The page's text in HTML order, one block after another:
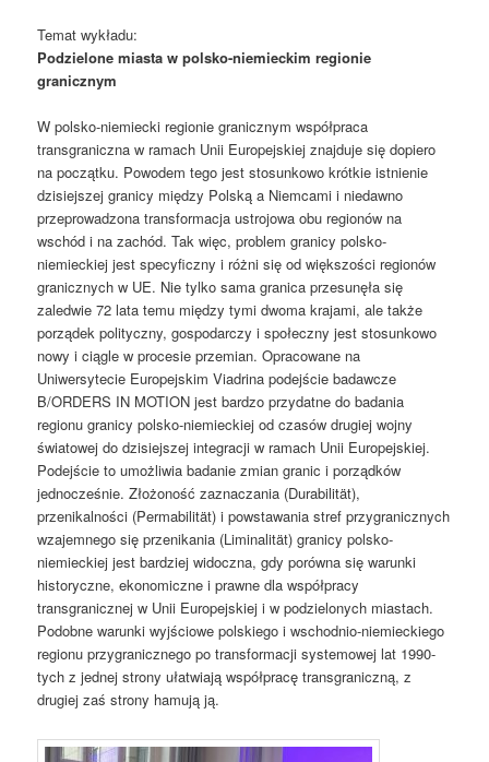
Temat wykładu:
Podzielone miasta w polsko-niemieckim regionie
granicznym
W polsko-niemiecki regionie granicznym współpraca
transgraniczna w ramach Unii Europejskiej znajduje się dopiero
na początku. Powodem tego jest stosunkowo krótkie istnienie
dzisiejszej granicy między Polską a Niemcami i niedawno
przeprowadzona transformacja ustrojowa obu regionów na
wschód i na zachód. Tak więc, problem granicy polsko-
niemieckiej jest specyficzny i różni się od większości regionów
granicznych w UE. Nie tylko sama granica przesunęła się
zaledwie 72 lata temu między tymi dwoma krajami, ale także
porządek polityczny, gospodarczy i społeczny jest stosunkowo
nowy i ciągle w procesie przemian. Opracowane na
Uniwersytecie Europejskim Viadrina podejście badawcze
B/ORDERS IN MOTION jest bardzo przydatne do badania
regionu granicy polsko-niemieckiej od czasów drugiej wojny
światowej do dzisiejszej integracji w ramach Unii Europejskiej.
Podejście to umożliwia badanie zmian granic i porządków
jednocześnie. Złożoność zaznaczania (Durabilität),
przenikalności (Permabilität) i powstawania stref przygranicznych
wzajemnego się przenikania (Liminalität) granicy polsko-
niemieckiej jest bardziej widoczna, gdy porówna się warunki
historyczne, ekonomiczne i prawne dla współpracy
transgranicznej w Unii Europejskiej i w podzielonych miastach.
Podobne warunki wyjściowe polskiego i wschodnio-niemieckiego
regionu przygranicznego po transformacji systemowej lat 1990-
tych z jednej strony ułatwiają współpracę transgraniczną, z
drugiej zaś strony hamują ją.